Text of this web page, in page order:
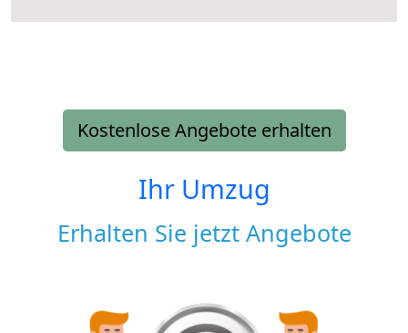
Kostenlose Angebote erhalten
Ihr Umzug
Erhalten Sie jetzt Angebote